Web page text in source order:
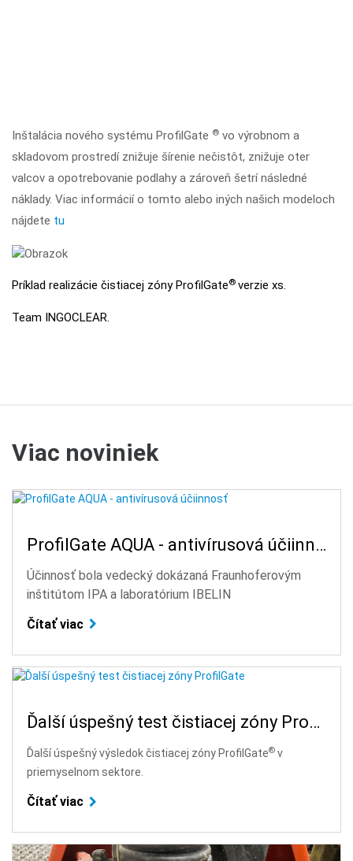
Inštalácia nového systému ProfilGate ® vo výrobnom a
skladovom prostredí znižuje šírenie nečistôt, znižuje oter
valcov a opotrebovanie podlahy a zároveň šetrí následné
náklady. Viac informácií o tomto alebo iných našich modeloch
nájdete tu
Príklad realizácie čistiacej zóny ProfilGate® verzie xs.
Team INGOCLEAR.
Viac noviniek
ProfilGate AQUA - antivírusová účiinnosť
Účinnosť bola vedecký dokázaná Fraunhoferovým
inštitútom IPA a laboratórium IBELIN
Čítať viac
Ďalší úspešný test čistiacej zóny ProfilGate
Ďalší úspešný výsledok čistiacej zóny ProfilGate®v
priemyselnom sektore.
Čítať viac